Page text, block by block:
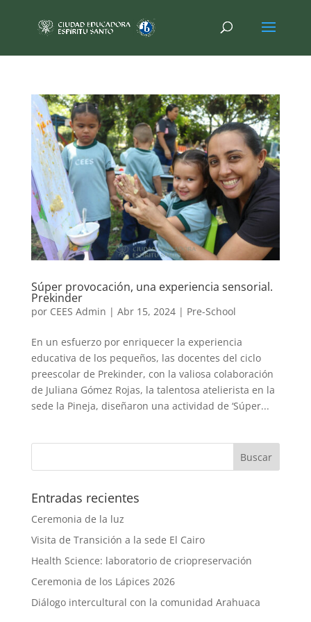
Súper provocación, una experiencia sensorial.
Prekinder
por CEES Admin | Abr 15, 2024| Pre-School
En un esfuerzo por enriquecer la experiencia
educativa de los pequeños, las docentes del ciclo
preescolar de Prekinder, con la valiosa colaboración
de Juliana Gómez Rojas, la talentosa atelierista en la
sede la Pineja, diseñaron una actividad de ‘Súper...
Entradas recientes
Ceremonia de la luz
Visita de Transición a la sede El Cairo
Health Science: laboratorio de criopreservación
Ceremonia de los Lápices 2026
Diálogo intercultural con la comunidad Arahuaca